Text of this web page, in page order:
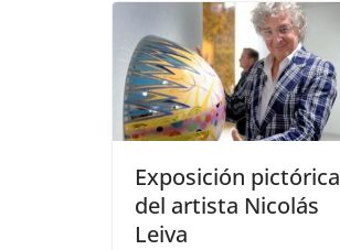
Exposición pictórica
del artista Nicolás
Leiva